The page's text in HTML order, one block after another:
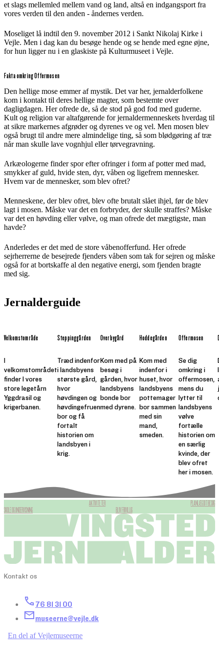
et slags mellemled mellem vand og land, altså en indgangsport fra
vores verden til den anden - åndernes verden.
Moseliget lå indtil den 9. november 2012 i Sankt Nikolaj Kirke i
Vejle. Men i dag kan du besøge hende og se hende med egne øjne,
for hun ligger nu i en glaskiste på Kulturmuseet i Vejle.
Fakta omkring Offermosen
Den hellige mose emmer af mystik. Det var her, jernalderfolkene
kom i kontakt til deres hellige magter, som bestemte over
dagligdagen. Her ofrede de, så de stod på god fod med guderne.
Kult og religion var altafgørende for jernaldermenneskets hverdag til
at sikre markernes afgrøder og dyrenes ve og vel. Men mosen blev
også brugt til andre mere almindelige ting, så som blødgøring af træ
når man skulle lave vognhjul eller tørvegravning.
Arkæologerne finder spor efter ofringer i form af potter med mad,
smykker af guld, hvide sten, dyr, våben og ligefrem mennesker.
Hvem var de mennesker, som blev ofret?
Menneskene, der blev ofret, blev ofte brutalt slået ihjel, før de blev
lagt i mosen. Måske var det en forbryder, der skulle straffes? Måske
var det en høvding eller vølve, og man ofrede det mægtigste, man
havde?
Anderledes er det med de store våbenofferfund. Her ofrede
sejrherrerne de besejrede fjenders våben som tak for sejren og måske
også for at bortskaffe al den negative energi, som fjenden bragte
med sig.
Jernalderguide
Velkomstområde
I
velkomstområdet
finder I vores
store legetårn
Yggdrasil og
krigerbanen.
Steppinggården
Træd indenfor
i landsbyens
største gård,
hvor
høvdingen og
høvdingefruen
bor og få
fortalt
historien om
landsbyen i
krig.
Overbygård
Kom med på
besøg i
gården, hvor
landsbyens
bonde bor
med dyrene.
Hoddegården
Kom med
indenfor i
huset, hvor
landsbyens
pottemager
bor sammen
med sin
mand,
smeden.
Offermosen
Se dig
omkring i
offermosen,
mens du
lytter til
landsbyens
vølve
fortælle
historien om
en særlig
kvinde, der
blev ofret
her i mosen.
AKTIVITETER PLANLÆG DIT BESØG
SKOLE OG UNDERVISNING BLIV FRIVILLIG
Kontakt os
76 81 31 00
museerne@vejle.dk
En del af Vejlemuseerne